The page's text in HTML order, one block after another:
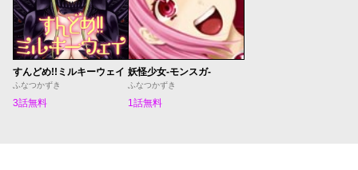
すんどめ!!ミルキーウェイ
ふなつかずき
3話無料
妖怪少女-モンスガ-
ふなつかずき
1話無料